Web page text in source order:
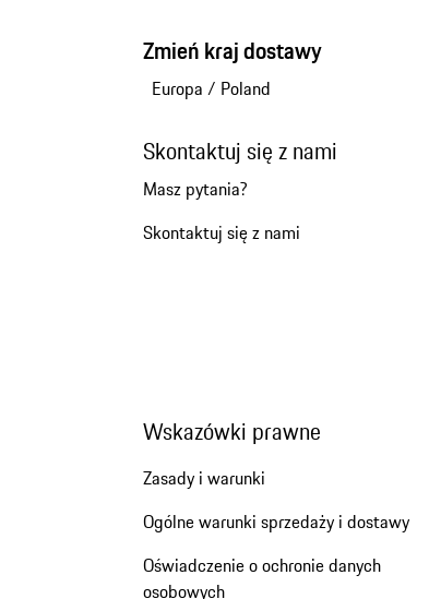
Zmień kraj dostawy
Europa / Poland
Skontaktuj się z nami
Masz pytania?
Skontaktuj się z nami
Wskazówki prawne
Zasady i warunki
Ogólne warunki sprzedaży i dostawy
Oświadczenie o ochronie danych
osobowych